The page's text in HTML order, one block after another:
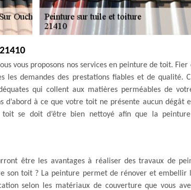
vous proposons nos services en peinture de toit. Fier
les demandes des prestations fiables et de qualité.
qui collent aux matières perméables de
d’abord à ce que votre toit ne présente aucun dégât
se doit d’être bien nettoyé afin que la
être les avantages à réaliser des travaux de
son toit ? La peinture permet de rénover et embellir
selon les matériaux de couverture que vous